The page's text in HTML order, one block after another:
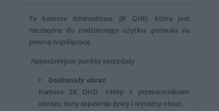
Ta kamera internetowa 2K QHD, która jest
niezbędna do codziennego użytku, pozwala na
pewną współpracę.
Najważniejsze punkty sprzedaży
Doskonały obraz
Kamera 2K QHD, 1440p z przetwornikiem
obrazu Sony zapewnia żywy i wyraźny obraz.